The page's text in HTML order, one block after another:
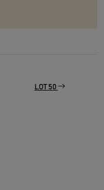
LOT 50